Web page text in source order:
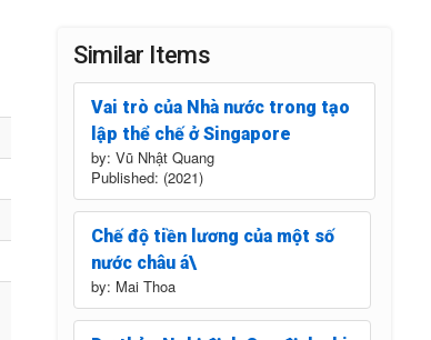
Similar Items
Vai trò của Nhà nước trong tạo
lập thể chế ở Singapore
by: Vũ Nhật Quang
Published: (2021)
Chế độ tiền lương của một số
nước châu á\
by: Mai Thoa